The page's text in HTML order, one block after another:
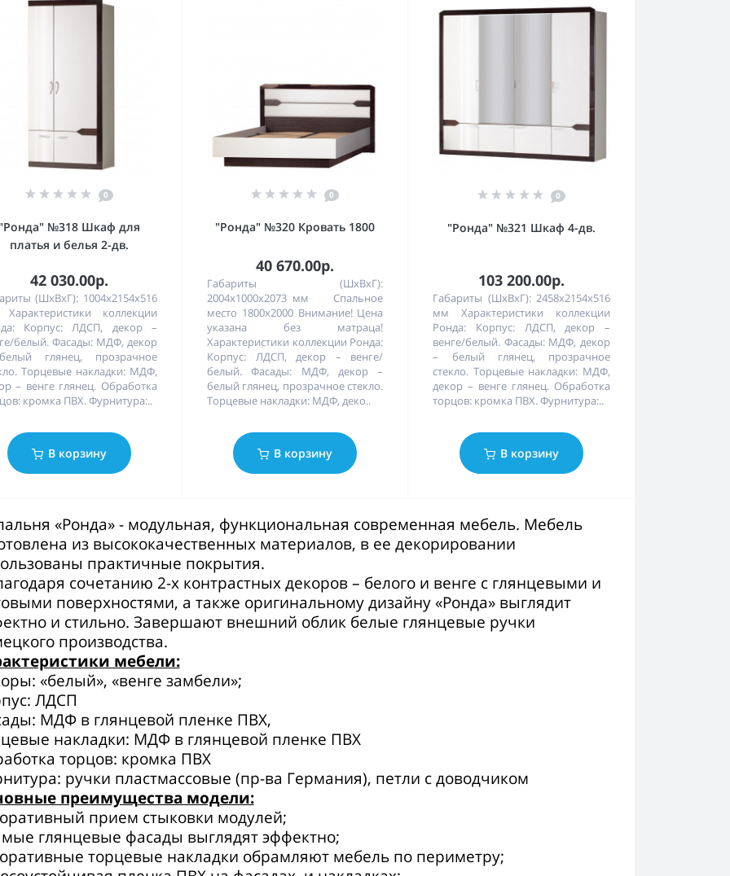
0
"Ронда" №318 Шкаф для
платья и белья 2-дв.
42 030.00р.
(ШхВхГ): 1004х2154х516
коллекции
Корпус: ЛДСП, декор –
белый. Фасады: МДФ, декор
глянец, прозрачное
Торцевые накладки: МДФ,
– венге глянец. Обработка
кромка ПВХ. Фурнитура:..
В корзину
0
"Ронда" №320 Кровать 1800
40 670.00р.
Габариты (ШхВхГ):
2004х1000х2073 мм Спальное
место 1800х2000 Внимание! Цена
указана без матраца!
Характеристики коллекции Ронда:
Корпус: ЛДСП, декор – венге/
белый. Фасады: МДФ, декор –
белый глянец, прозрачное стекло.
Торцевые накладки: МДФ, деко..
В корзину
0
"Ронда" №321 Шкаф 4-дв.
103 200.00р.
Габариты (ШхВхГ): 2458х2154х516
мм Характеристики коллекции
Ронда: Корпус: ЛДСП, декор –
венге/белый. Фасады: МДФ, декор
– белый глянец, прозрачное
стекло. Торцевые накладки: МДФ,
декор – венге глянец. Обработка
торцов: кромка ПВХ. Фурнитура:..
В корзину
«Ронда» - модульная, функциональная современная мебель. Мебель
из высококачественных материалов, в ее декорировании
практичные покрытия.
сочетанию 2-х контрастных декоров – белого и венге с глянцевыми и
поверхностями, а также оригинальному дизайну «Ронда» выглядит
и стильно. Завершают внешний облик белые глянцевые ручки
производства.
мебели:
«белый», «венге замбели»;
ЛДСП
МДФ в глянцевой пленке ПВХ,
накладки: МДФ в глянцевой пленке ПВХ
торцов: кромка ПВХ
ручки пластмассовые (пр-ва Германия), петли с доводчиком
преимущества модели:
прием стыковки модулей;
глянцевые фасады выглядят эффектно;
торцевые накладки обрамляют мебель по периметру;